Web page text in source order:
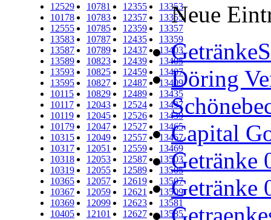
12529
10178
12555
13583
13587
13589
13593
13595
10115
10117
10119
10179
10315
10317
10318
10319
10365
10367
10369
10405
10781
10783
10785
10787
10789
10823
10825
10827
10829
12043
12045
12047
12049
12051
12053
12055
12057
12059
12099
12101
12355
12357
12359
12435
12437
12439
12459
12487
12489
12524
12526
12527
12557
12559
12587
12589
12619
12621
12623
12627
13353
13355
13357
13359
13403
13405
13407
13409
13435
13437
13439
13465
13467
13469
13503
13505
13507
13509
13581
13585
Neue
Döring
Capital
Getränke
Getränke